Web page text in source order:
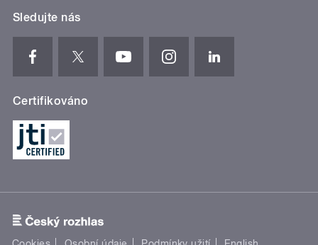
Sledujte nás
Certifikováno